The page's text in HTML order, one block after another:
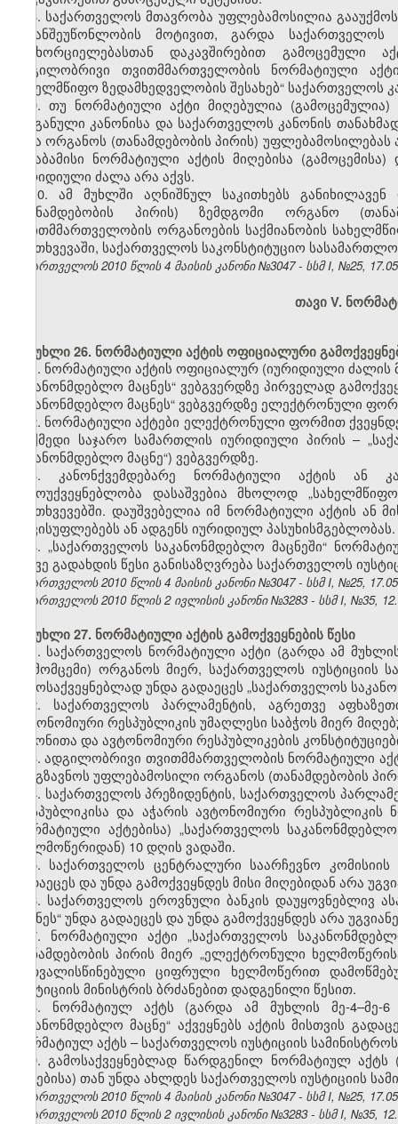
8. საქართველოს მთავრობა უფლებამოსილია
მიზანშეუწონლობის მოტივით, გარდა
განხორციელებასთან დაკავშირებით გამოცემული
ადგილობრივი თვითმმართველობის ნორმატიული
სახელმწიფო ზედამხედველობის შესახებ“ საქართველოს
9. თუ ნორმატიული აქტი მიღებულია
ორგანული კანონისა და საქართველოს კანონის
სხვა ორგანოს (თანამდებობის პირის)
შესაბამისი ნორმატიული აქტის მიღებისა
იურიდიული ძალა არა აქვს.
10. ამ მუხლში აღნიშნულ საკითხებს
(თანამდებობის პირის) ზემდგომი ორგანო
თვითმმართველობის ორგანოების საქმიანობის
შემთხვევაში, საქართველოს საკონსტიტუციო
საქართველოს 2010 წლის 4 მაისის კანონი №3047 - სსმ I, №25,
თავი V.
მუხლი 26. ნორმატიული აქტის ოფიციალური
1. ნორმატიული აქტის ოფიციალურ (იურიდიული ძალის
საკანონმდებლო მაცნეს“ ვებგვერდზე პირველად
საკანონმდებლო მაცნეს“ ვებგვერდზე ელექტრონული
2. ნორმატიული აქტები ელექტრონული ფორმით
მოქმედი საჯარო სამართლის იურიდიული პირის –
საკანონმდებლო მაცნე“) ვებგვერდზე.
3. კანონქვემდებარე ნორმატიული აქტის ან
გამოუქვეყნებლობა დასაშვებია მხოლოდ
შემთხვევებში. დაუშვებელია იმ ნორმატიული აქტის
თავისუფლებებს ან ადგენს იურიდიულ პასუხისმგებლობას.
4. „საქართველოს საკანონმდებლო მაცნეში“
ასევე გადახდის წესი განისაზღვრება საქართველოს
საქართველოს 2010 წლის 4 მაისის კანონი №3047 - სსმ I, №25,
საქართველოს 2010 წლის 2 ივლისის კანონი №3283 - სსმ I, №35,
მუხლი 27. ნორმატიული აქტის გამოქვეყნების წესი
1. საქართველოს ნორმატიული აქტი (გარდა ამ
(გამომცემი) ორგანოს მიერ, საქართველოს იუსტიციის
გამოსაქვეყნებლად უნდა გადაეცეს „საქართველოს
2. საქართველოს პარლამენტის, აგრეთვე
ავტონომიური რესპუბლიკის უმაღლესი საბჭოს მიერ
კანონითა და ავტონომიური რესპუბლიკების
3.ადგილობრივი თვითმმართველობის ნორმატიული
გაეგზავნოს უფლებამოსილი ორგანოს (თანამდებობის
4. საქართველოს პრეზიდენტის, საქართველოს
რესპუბლიკისა და აჭარის ავტონომიური
ნორმატიული აქტებისა) „საქართველოს
(ხელმოწერიდან) 10 დღის ვადაში.
5. საქართველოს ცენტრალური საარჩევნო
გადაეცეს და უნდა გამოქვეყნდეს მისი მიღებიდან არა
6. საქართველოს ეროვნული ბანკის დაუყოვნებლივ
მაცნეს“ უნდა გადაეცეს და უნდა გამოქვეყნდეს არა
7. ნორმატიული აქტი „საქართველოს
თანამდებობის პირის მიერ „ელექტრონული
გათვალისწინებული ციფრული ხელმოწერით
იუსტიციის მინისტრის ბრძანებით დადგენილი წესით.
8. ნორმატიულ აქტს (გარდა ამ მუხლის მე-4–მე-6
საკანონმდებლო მაცნე“ აქვეყნებს აქტის მისთვის
ნორმატიულ აქტს – საქართველოს იუსტიციის
9. გამოსაქვეყნებლად წარდგენილ ნორმატიულ
აქტებისა) თან უნდა ახლდეს საქართველოს იუსტიციის
საქართველოს 2010 წლის 4 მაისის კანონი №3047 - სსმ I, №25,
საქართველოს 2010 წლის 2 ივლისის კანონი №3283 - სსმ I, №35,